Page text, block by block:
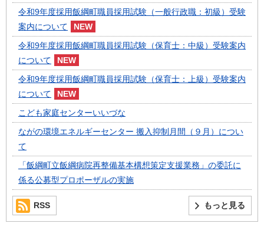
令和9年度採用飯綱町職員採用試験（一般行政職：初級）受験
案内について
令和9年度採用飯綱町職員採用試験（保育士：中級）受験案内
について
令和9年度採用飯綱町職員採用試験（保育士：上級）受験案内
について
こども家庭センターいいづな
ながの環境エネルギーセンター 搬入抑制月間（９月）につい
て
「飯綱町立飯綱病院再整備基本構想策定支援業務」の委託に
係る公募型プロポーザルの実施
もっと見る
RSS